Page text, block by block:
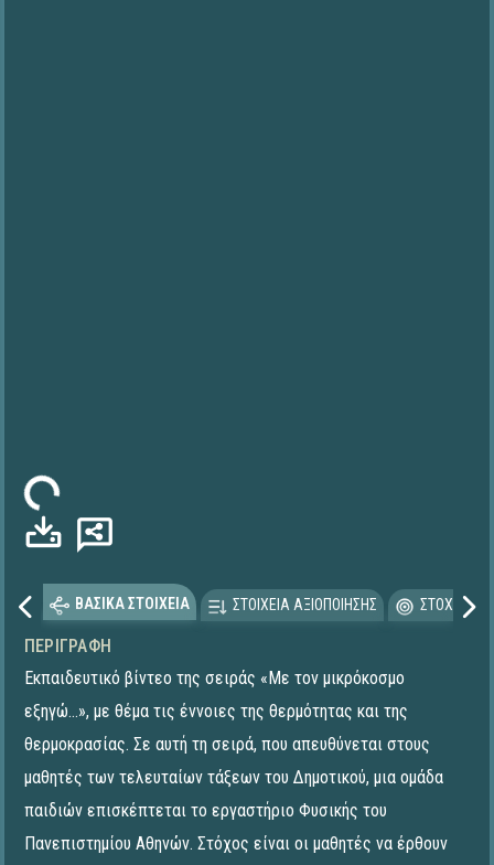
ΒΑΣΙΚΑ ΣΤΟΙΧΕΙΑ ΣΤΟΙΧΕΙΑ ΑΞΙΟΠΟΙΗΣΗΣ
ΠΕΡΙΓΡΑΦΉ
Εκπαιδευτικό βίντεο της σειράς «Με τον μικρόκοσμο
εξηγώ...», με θέμα τις έννοιες της θερμότητας και της
θερμοκρασίας. Σε αυτή τη σειρά, που απευθύνεται στους
μαθητές των τελευταίων τάξεων του Δημοτικού, μια ομάδα
παιδιών επισκέπτεται το εργαστήριο Φυσικής του
Πανεπιστημίου Αθηνών. Στόχος είναι οι μαθητές να έρθουν